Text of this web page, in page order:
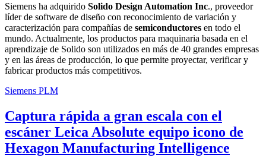
Siemens ha adquirido Solido Design Automation Inc., proveedor
líder de software de diseño con reconocimiento de variación y
caracterización para compañías de semiconductores en todo el
mundo. Actualmente, los productos para maquinaria basada en el
aprendizaje de Solido son utilizados en más de 40 grandes empresas
y en las áreas de producción, lo que permite proyectar, verificar y
fabricar productos más competitivos.
Siemens PLM
Captura rápida a gran escala con el
escáner Leica Absolute equipo icono de
Hexagon Manufacturing Intelligence